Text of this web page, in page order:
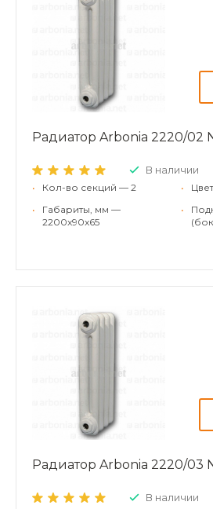
Радиатор Arbonia 2220/02
В наличии
•
Кол-во секций — 2
•
Габариты, мм —
2200x90x65
•
•
Радиатор Arbonia 2220/03
В наличии